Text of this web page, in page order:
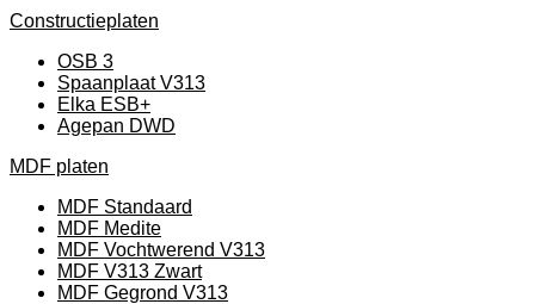
Constructieplaten
OSB 3
Spaanplaat V313
Elka ESB+
Agepan DWD
MDF platen
MDF Standaard
MDF Medite
MDF Vochtwerend V313
MDF V313 Zwart
MDF Gegrond V313